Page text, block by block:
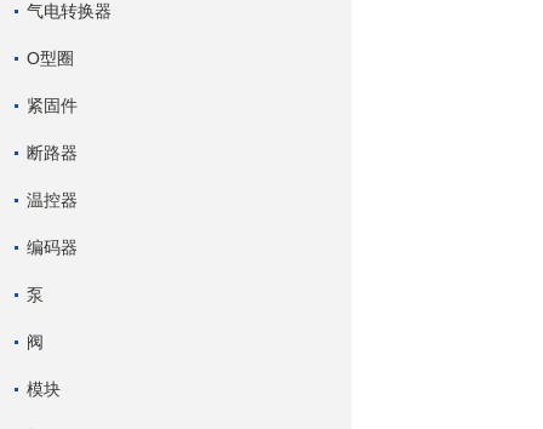
气电转换器
O型圈
紧固件
断路器
温控器
编码器
泵
阀
模块